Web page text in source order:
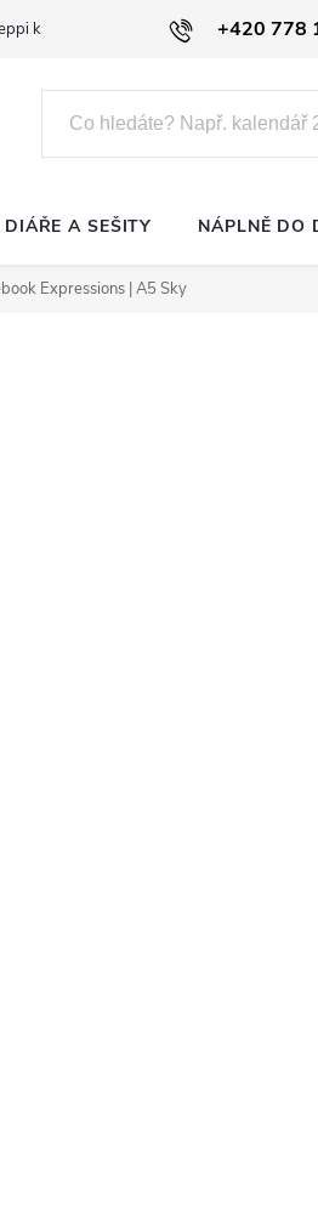
+420 778
klub
DIÁŘE A SEŠITY NÁPLNĚ DO
Expressions | A5 Sky